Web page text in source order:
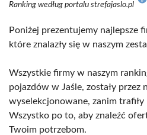
Ranking według portalu strefajaslo.pl
Poniżej prezentujemy najlepsze
które znalazły się w naszym
Wszystkie firmy w naszym
pojazdów w Jaśle, zostały przez
wyselekcjonowane, zanim trafiły
Wszystko po to, aby znaleźć
Twoim potrzebom.